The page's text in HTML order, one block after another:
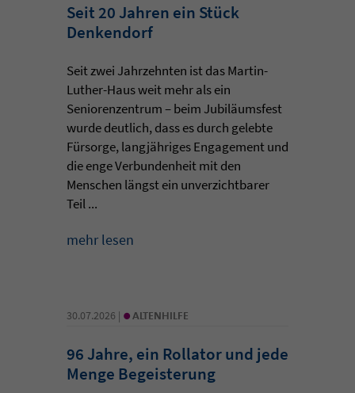
Seit 20 Jahren ein Stück
Denkendorf
Seit zwei Jahrzehnten ist das Martin-
Luther-Haus weit mehr als ein
Seniorenzentrum – beim Jubiläumsfest
wurde deutlich, dass es durch gelebte
Fürsorge, langjähriges Engagement und
die enge Verbundenheit mit den
Menschen längst ein unverzichtbarer
Teil ...
mehr lesen
30.07.2026 | • ALTENHILFE
96 Jahre, ein Rollator und jede
Menge Begeisterung